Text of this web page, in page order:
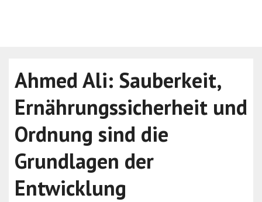
Ahmed Ali: Sauberkeit,
Ernährungssicherheit und
Ordnung sind die
Grundlagen der
Entwicklung